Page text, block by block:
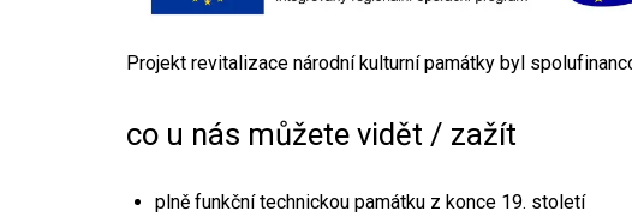
Projekt revitalizace národní kulturní památky byl
co u nás můžete vidět / zažít
plně funkční technickou památku z konce 19. století